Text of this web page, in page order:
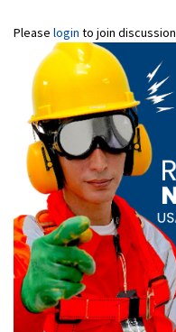
Please login to join discussion